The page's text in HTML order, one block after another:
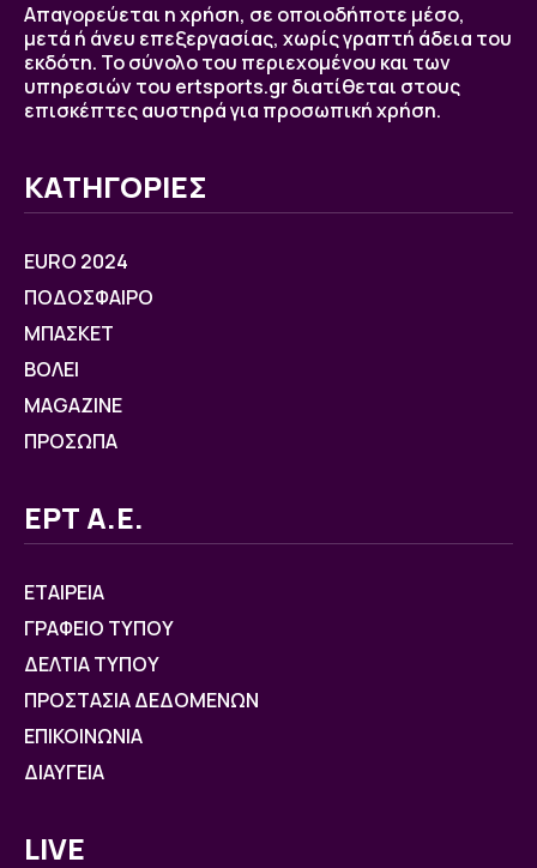
Απαγορεύεται η χρήση, σε οποιοδήποτε μέσο,
μετά ή άνευ επεξεργασίας, χωρίς γραπτή άδεια του
εκδότη. Το σύνολο του περιεχομένου και των
υπηρεσιών του ertsports.gr διατίθεται στους
επισκέπτες αυστηρά για προσωπική χρήση.
ΚΑΤΗΓΟΡΙΕΣ
EURO 2024
ΠΟΔΟΣΦΑΙΡΟ
ΜΠΑΣΚΕΤ
ΒOΛΕΙ
MAGAZINE
ΠΡΟΣΩΠΑ
ΕΡΤ Α.Ε.
ΕΤΑΙΡΕΙΑ
ΓΡΑΦΕΙΟ ΤΥΠΟΥ
ΔΕΛΤΙΑ ΤΥΠΟΥ
ΠΡΟΣΤΑΣΙΑ ΔΕΔΟΜΕΝΩΝ
ΕΠΙΚΟΙΝΩΝΙΑ
ΔΙΑΥΓΕΙΑ
LIVE